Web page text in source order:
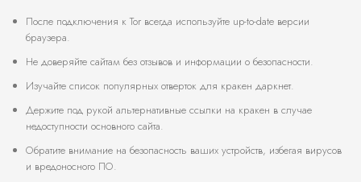
После подключения к Tor всегда используйте up-to-date версии
браузера.
Не доверяйте сайтам без отзывов и информации о безопасности.
Изучайте список популярных отверток для кракен даркнет.
Держите под рукой альтернативные ссылки на кракен в случае
недоступности основного сайта.
Обратите внимание на безопасность ваших устройств, избегая вирусов
и вредоносного ПО.